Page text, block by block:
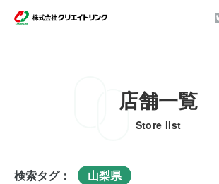
事業紹介
店舗一覧
Store list
検索タグ： 山梨県